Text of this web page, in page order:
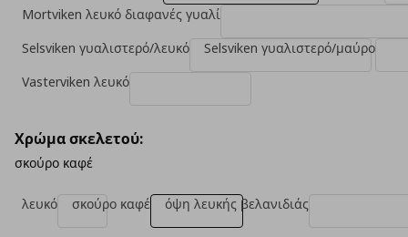
Mortviken λευκό διαφανές γυαλί
Selsviken γυαλιστερό/λευκό
Selsviken γυαλιστερό/μαύρο
Vasterviken λευκό
Χρώμα σκελετού:
σκούρο καφέ
λευκό σκούρο καφέ όψη λευκής βελανιδιάς